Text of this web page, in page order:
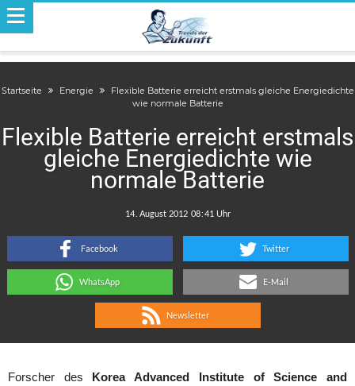
Startseite Energie
Flexible Batterie erreicht erstmals gleiche Energiedichte
wie normale Batterie
Flexible Batterie erreicht erstmals
gleiche Energiedichte wie
normale Batterie
:
Facebook Twitter
WhatsApp E-Mail
Newsletter
Forscher des Korea Advanced Institute of Science and